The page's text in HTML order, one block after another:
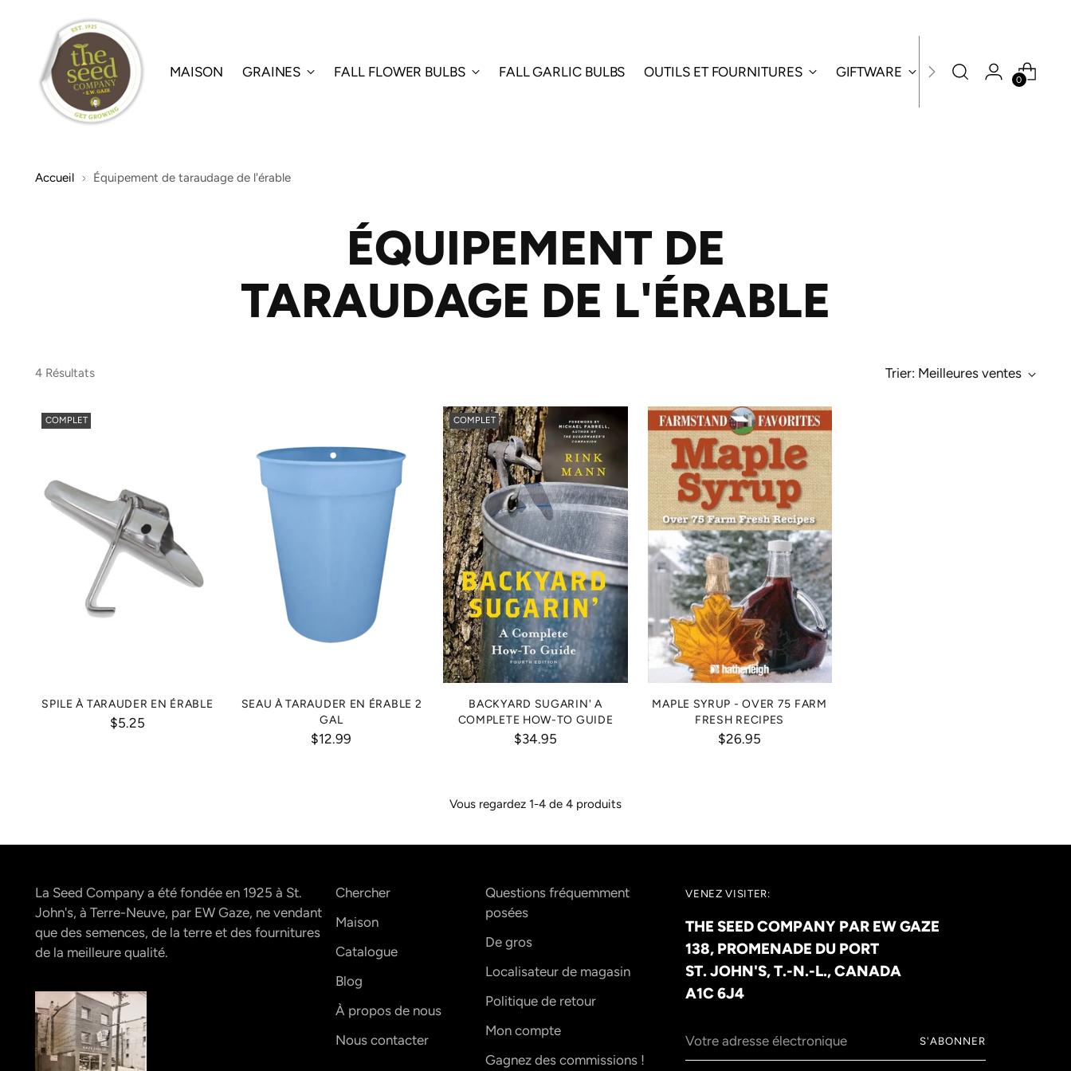
MAISON GRAINES FALL FLOWER BULBS FALL GARLIC BULBS OUTILS ET FOURNITURES GIFTWARE GAZE'S SPECIALS
0
Accueil Équipement de taraudage de l'érable
ÉQUIPEMENT DE
TARAUDAGE DE L'ÉRABLE
4 Résultats Trier: Meilleures ventes
COMPLET
SPILE À TARAUDER EN ÉRABLE
$5.25
SEAU À TARAUDER EN ÉRABLE 2
GAL
$12.99
COMPLET
BACKYARD SUGARIN' A
COMPLETE HOW-TO GUIDE
$34.95
MAPLE SYRUP - OVER 75 FARM
FRESH RECIPES
$26.95
Vous regardez 1-4 de 4 produits
La Seed Company a été fondée en 1925 à St.
John's, à Terre-Neuve, par EW Gaze, ne vendant
que des semences, de la terre et des fournitures
de la meilleure qualité.
Chercher
Maison
Catalogue
Blog
À propos de nous
Nous contacter
Questions fréquemment
posées
De gros
Localisateur de magasin
Politique de retour
Mon compte
Gagnez des commissions !
VENEZ VISITER:
THE SEED COMPANY PAR EW GAZE
138, PROMENADE DU PORT
ST. JOHN'S, T.-N.-L., CANADA
A1C 6J4
adresse
S'ABONNER